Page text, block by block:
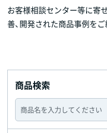
お客様相談センター等に寄
善、開発された商品事例をご
商品検索